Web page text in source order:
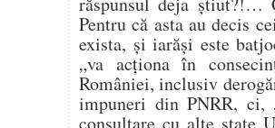
Pentru că asta au decis
exista, și iarăși este
„va acționa în
României, inclusiv
impuneri din PNRR, ci,
consultare cu alte state